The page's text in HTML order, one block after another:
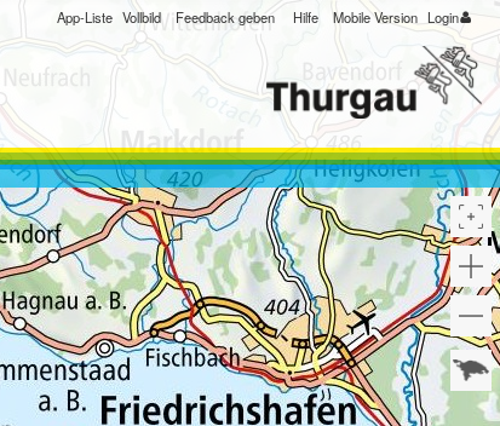
App-Liste Vollbild Feedback geben Hilfe Mobile Version Login